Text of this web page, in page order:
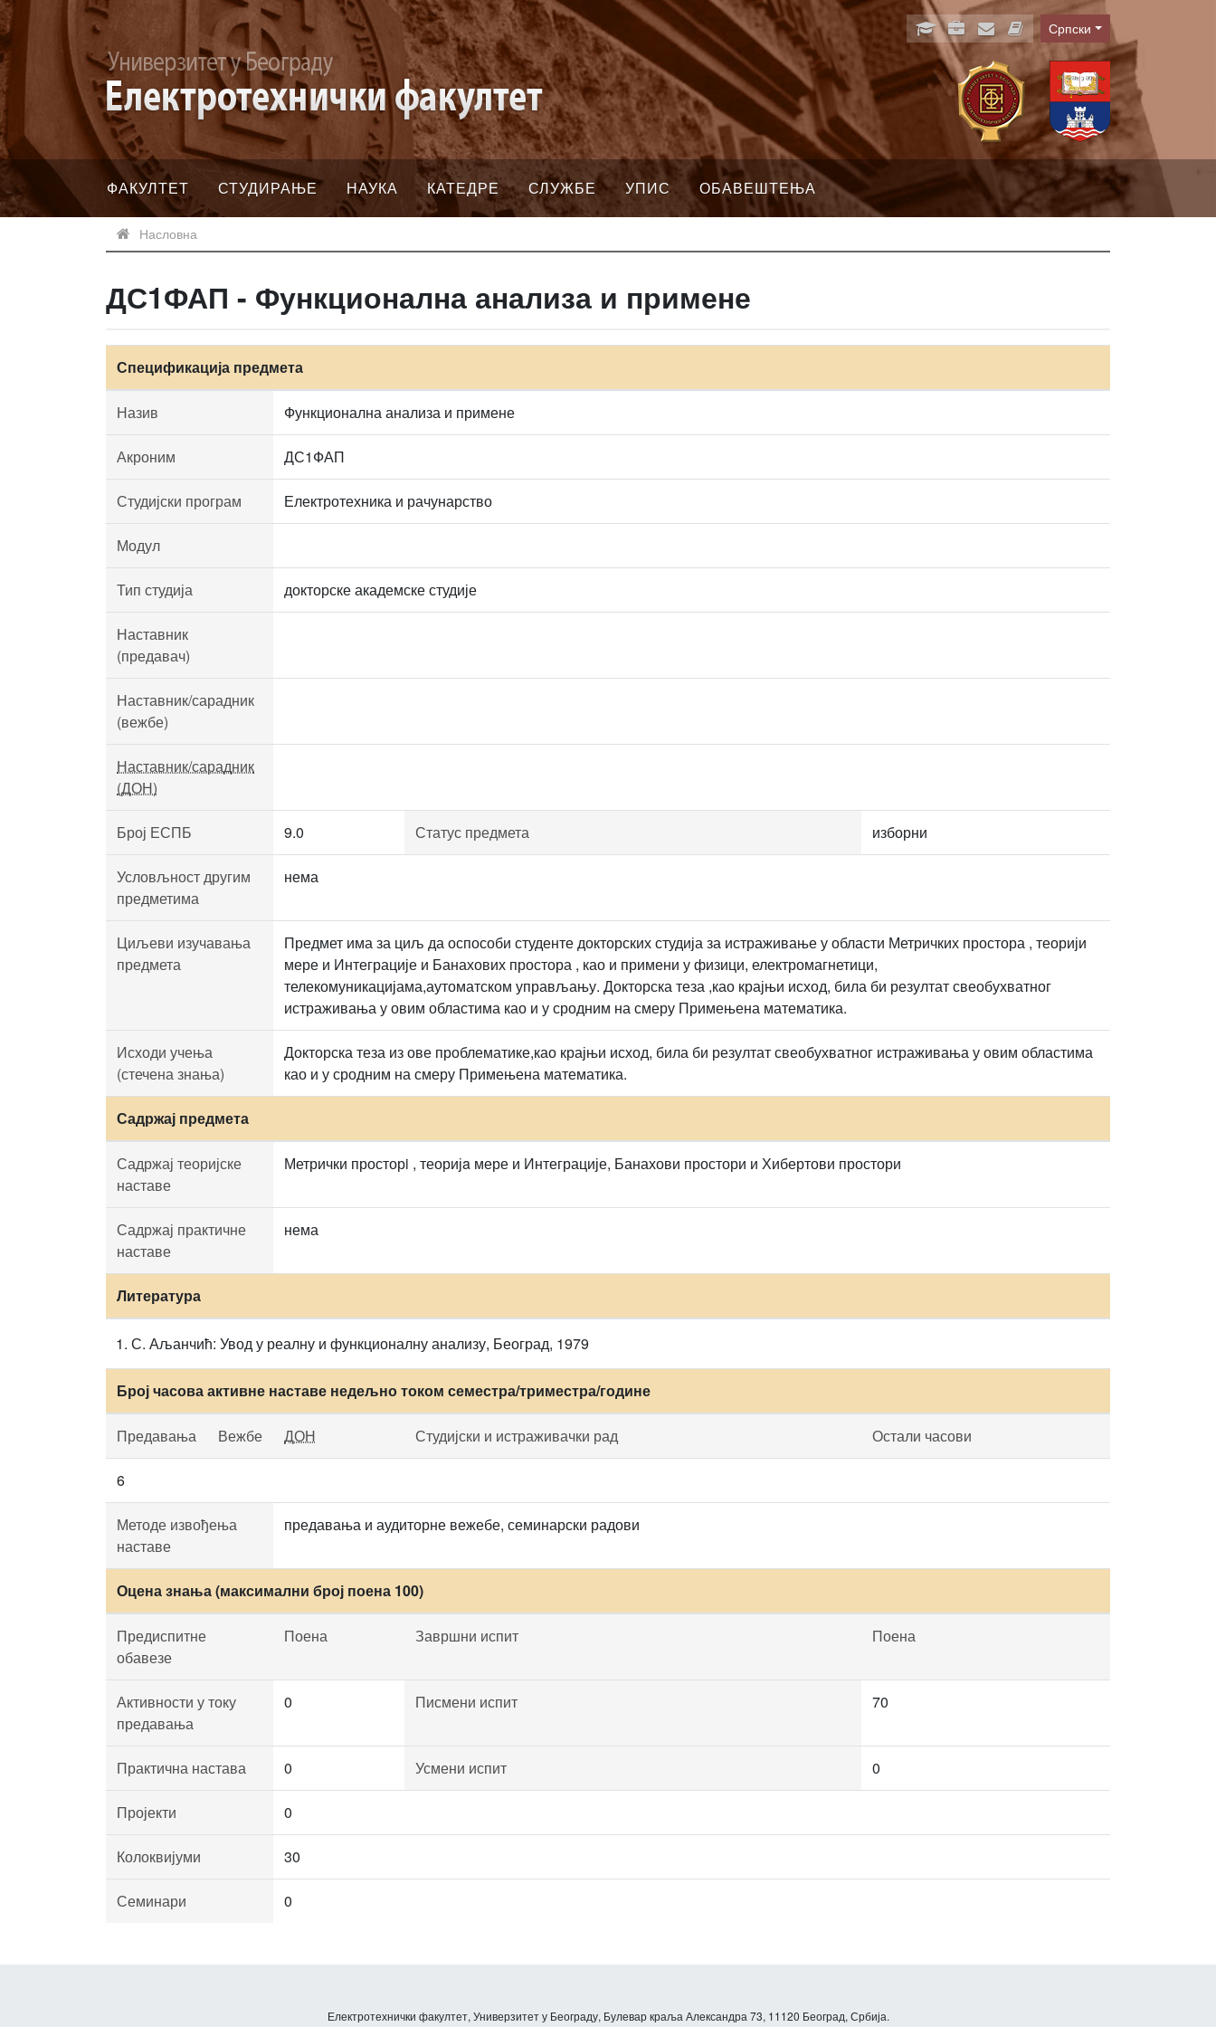
Language
Српски
ФАКУЛТЕТ СТУДИРАЊЕ НАУКА КАТЕДРЕ СЛУЖБЕ УПИС ОБАВЕШТЕЊА
Насловна
ДС1ФАП - Функционална анализа и примене
Спецификација предмета
Назив Функционална анализа и примене
Акроним ДС1ФАП
Студијски програм Електротехника и рачунарство
Модул
Тип студија докторске академске студије
Наставник
(предавач)
Наставник/сарадник
(вежбе)
Наставник/сарадник
(ДОН)
Број ЕСПБ 9.0 Статус предмета изборни
Условљност другим
предметима
нема
Циљеви изучавања
предмета
Предмет има за циљ да оспособи студенте докторских студија за истраживање у области Метричких простора , теорији
мере и Интеграције и Банахових простора , као и примени у физици, електромагнетици,
телекомуникацијама,аутоматском управљању. Докторска теза ,као крајњи исход, била би резултат свеобухватног
истраживања у овим областима као и у сродним на смеру Примењена математика.
Исходи учења
(стечена знања)
Докторска теза из ове проблематике,као крајњи исход, била би резултат свеобухватног истраживања у овим областима
као и у сродним на смеру Примењена математика.
Садржај предмета
Садржај теоријске
наставе
Метрички просторi , теоријa мере и Интеграције, Банахови простори и Хибертови простори
Садржај практичне
наставе
нема
Литература
С. Аљанчић: Увод у реалну и функционалну анализу, Београд, 1979
Број часова активне наставе недељно током семестра/триместра/године
Предавања Вежбе ДОН Студијски и истраживачки рад Остали часови
6
Методе извођења
наставе
предавања и аудиторне вежебе, семинарски радови
Оцена знања (максимални број поена 100)
Предиспитне
обавезе
Поена Завршни испит Поена
Активности у току
предавања
0 Писмени испит 70
Практична настава 0 Усмени испит 0
Пројекти 0
Колоквијуми 30
Семинари 0
Електротехнички факултет, Универзитет у Београду, Булевар краља Александра 73, 11120 Београд, Србија.